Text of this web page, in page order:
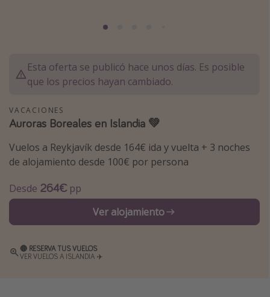
Tailandia
Albania
Inspiración para viajes
Camping
Glamping
Viajar sola como mujer
Ofertas para Vacaciones Activas
Esta oferta se publicó hace unos días. Es posible
que los precios hayan cambiado.
VACACIONES
Auroras Boreales en Islandia 💚
Vuelos a Reykjavík desde 164€ ida y vuelta + 3 noches
de alojamiento desde 100€ por persona
Desde 264€ pp
Ver alojamiento
🔴 RESERVA TUS VUELOS
VER VUELOS A ISLANDIA ✈️